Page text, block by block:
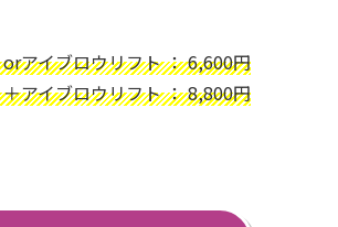
orアイブロウリフト ： 6,600円
アイブロウリフト ： 8,800円